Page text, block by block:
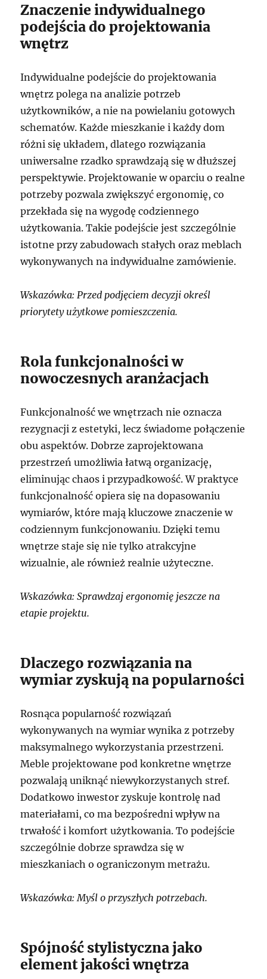
Znaczenie indywidualnego
podejścia do projektowania
wnętrz
Indywidualne podejście do projektowania
wnętrz polega na analizie potrzeb
użytkowników, a nie na powielaniu gotowych
schematów. Każde mieszkanie i każdy dom
różni się układem, dlatego rozwiązania
uniwersalne rzadko sprawdzają się w dłuższej
perspektywie. Projektowanie w oparciu o realne
potrzeby pozwala zwiększyć ergonomię, co
przekłada się na wygodę codziennego
użytkowania. Takie podejście jest szczególnie
istotne przy zabudowach stałych oraz meblach
wykonywanych na indywidualne zamówienie.
Wskazówka: Przed podjęciem decyzji określ
priorytety użytkowe pomieszczenia.
Rola funkcjonalności w
nowoczesnych aranżacjach
Funkcjonalność we wnętrzach nie oznacza
rezygnacji z estetyki, lecz świadome połączenie
obu aspektów. Dobrze zaprojektowana
przestrzeń umożliwia łatwą organizację,
eliminując chaos i przypadkowość. W praktyce
funkcjonalność opiera się na dopasowaniu
wymiarów, które mają kluczowe znaczenie w
codziennym funkcjonowaniu. Dzięki temu
wnętrze staje się nie tylko atrakcyjne
wizualnie, ale również realnie użyteczne.
Wskazówka: Sprawdzaj ergonomię jeszcze na
etapie projektu.
Dlaczego rozwiązania na
wymiar zyskują na popularności
Rosnąca popularność rozwiązań
wykonywanych na wymiar wynika z potrzeby
maksymalnego wykorzystania przestrzeni.
Meble projektowane pod konkretne wnętrze
pozwalają uniknąć niewykorzystanych stref.
Dodatkowo inwestor zyskuje kontrolę nad
materiałami, co ma bezpośredni wpływ na
trwałość i komfort użytkowania. To podejście
szczególnie dobrze sprawdza się w
mieszkaniach o ograniczonym metrażu.
Wskazówka: Myśl o przyszłych potrzebach.
Spójność stylistyczna jako
element jakości wnętrza